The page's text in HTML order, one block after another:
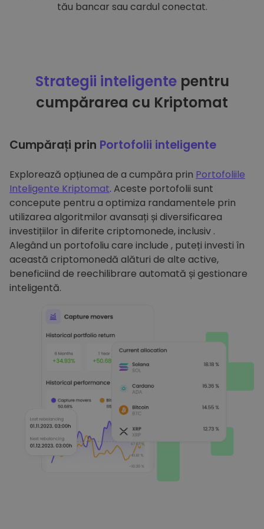
tău bancar sau cardul conectat.
Strategii inteligentepentru
cumpărarea cu Kriptomat
Cumpărați prin Portofolii inteligente
Explorează opțiunea de a cumpăra prin Portofoliile
Inteligente Kriptomat. Aceste portofolii sunt
concepute pentru a optimiza randamentele prin
utilizarea algoritmilor avansați și diversificarea
investițiilor în diferite criptomonede, inclusiv .
Alegând un portofoliu care include , puteți investi în
această criptomonedă alături de alte active,
beneficiind de reechilibrare automată și gestionare
inteligentă.